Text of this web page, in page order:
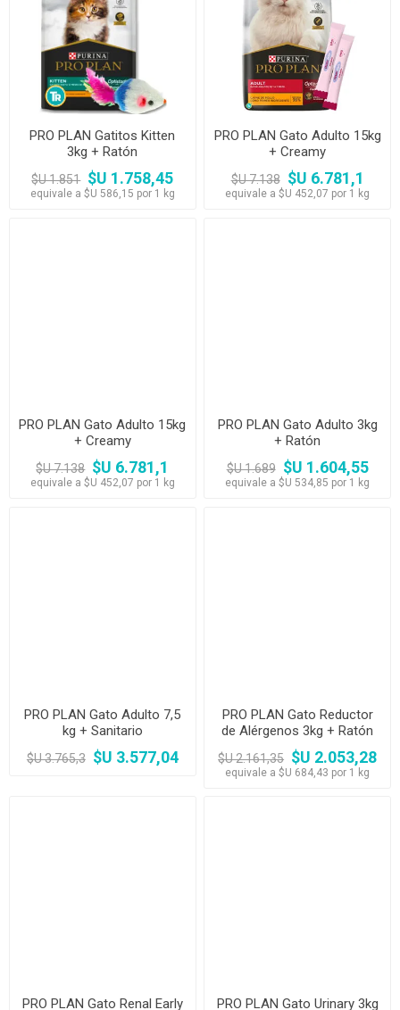
PRO PLAN Gatitos Kitten
3kg + Ratón
$U 1.851 $U 1.758,45
equivale a $U 586,15 por 1 kg
PRO PLAN Gato Adulto 15kg
+ Creamy
$U 7.138 $U 6.781,1
equivale a $U 452,07 por 1 kg
PRO PLAN Gato Adulto 15kg
+ Creamy
$U 7.138 $U 6.781,1
equivale a $U 452,07 por 1 kg
PRO PLAN Gato Adulto 3kg
+ Ratón
$U 1.689 $U 1.604,55
equivale a $U 534,85 por 1 kg
PRO PLAN Gato Adulto 7,5
kg + Sanitario
$U 3.765,3 $U 3.577,04
PRO PLAN Gato Reductor
de Alérgenos 3kg + Ratón
$U 2.161,35 $U 2.053,28
equivale a $U 684,43 por 1 kg
PRO PLAN Gato Renal Early PRO PLAN Gato Urinary 3kg